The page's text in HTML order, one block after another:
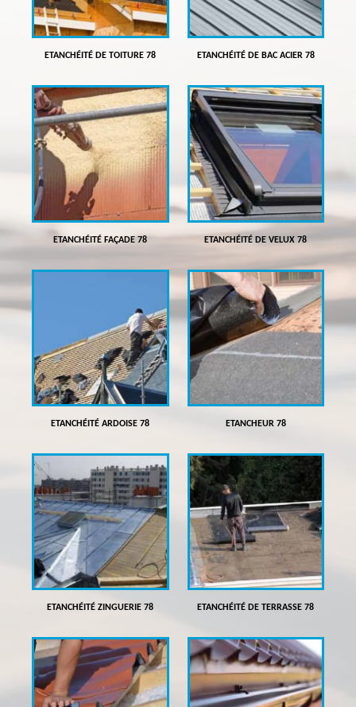
ETANCHÉITÉ DE TOITURE 78 ETANCHÉITÉ DE BAC ACIER 78
ETANCHÉITÉ FAÇADE 78 ETANCHÉITÉ DE VELUX 78
ETANCHÉITÉ ARDOISE 78 ETANCHEUR 78
ETANCHÉITÉ ZINGUERIE 78 ETANCHÉITÉ DE TERRASSE 78